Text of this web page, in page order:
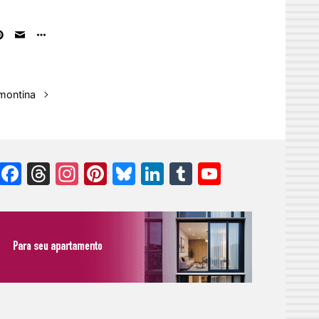
Facebook
Threads
Instagram
Pinterest
Bluesky
LinkedIn
Tumblr